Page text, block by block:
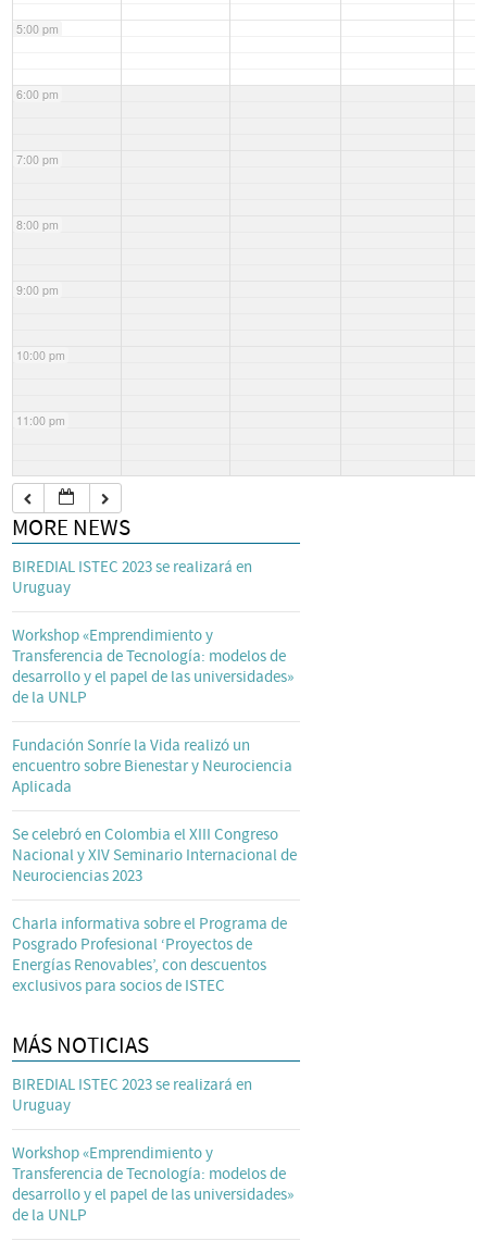
5:00 pm
6:00 pm
7:00 pm
8:00 pm
9:00 pm
10:00 pm
11:00 pm
MORE NEWS
BIREDIAL ISTEC 2023 se realizará en
Uruguay
Workshop «Emprendimiento y
Transferencia de Tecnología: modelos de
desarrollo y el papel de las universidades»
de la UNLP
Fundación Sonríe la Vida realizó un
encuentro sobre Bienestar y Neurociencia
Aplicada
Se celebró en Colombia el XIII Congreso
Nacional y XIV Seminario Internacional de
Neurociencias 2023
Charla informativa sobre el Programa de
Posgrado Profesional ‘Proyectos de
Energías Renovables’, con descuentos
exclusivos para socios de ISTEC
MÁS NOTICIAS
BIREDIAL ISTEC 2023 se realizará en
Uruguay
Workshop «Emprendimiento y
Transferencia de Tecnología: modelos de
desarrollo y el papel de las universidades»
de la UNLP